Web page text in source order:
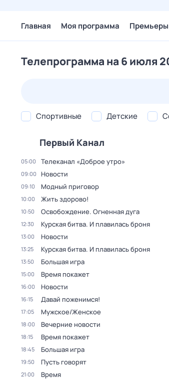
Главная Моя программа
Телепрограмма на 6 июля
Спортивные Детские
Первый Канал
05:00 Телеканал «Доброе утро»
09:00 Новости
09:10 Модный приговор
10:00 Жить здорово!
10:50 Освобождение. Огненная дуга
12:30 Курская битва. И плавилась броня
13:00 Новости
13:25 Курская битва. И плавилась броня
13:50 Большая игра
15:00 Время покажет
16:00 Новости
16:15 Давай поженимся!
17:05 Мужское/Женское
18:00 Вечерние новости
18:15 Время покажет
18:45 Большая игра
19:50 Пусть говорят
21:00 Время